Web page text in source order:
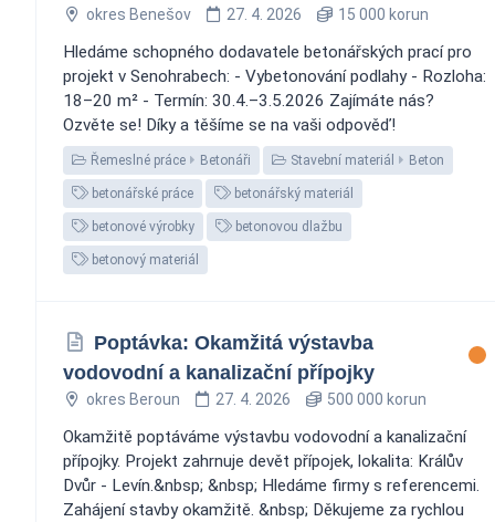
okres Benešov 27. 4. 2026 15 000 korun
Hledáme schopného dodavatele betonářských prací pro
projekt v Senohrabech: - Vybetonování podlahy - Rozloha:
18–20 m² - Termín: 30.4.–3.5.2026 Zajímáte nás?
Ozvěte se! Díky a těšíme se na vaši odpověď!
Řemeslné práce Betonáři Stavební materiál Beton
betonářské práce betonářský materiál
betonové výrobky betonovou dlažbu
betonový materiál
Poptávka: Okamžitá výstavba
vodovodní a kanalizační přípojky
okres Beroun 27. 4. 2026 500 000 korun
Okamžitě poptáváme výstavbu vodovodní a kanalizační
přípojky. Projekt zahrnuje devět přípojek, lokalita: Králův
Dvůr - Levín.&nbsp; &nbsp; Hledáme firmy s referencemi.
Zahájení stavby okamžitě. &nbsp; Děkujeme za rychlou